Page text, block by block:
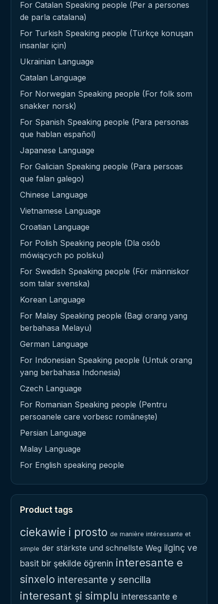
For Catalan Speaking people (Per a persones
de parla catalana)
For Turkish Speaking people (Türkçe konuşan
insanlar için)
Ukrainian Language
Catalan Language
For Norwegian Speaking people (For folk som
snakker norsk)
For Spanish Speaking people (Para personas
que hablan español)
Japanese Language
For Galician Speaking people (Para persoas
que falan galego)
Chinese Language
Vietnamese Language
Croatian Language
For Polish Speaking people (Dla osób
mówiących po polsku)
For Swedish Speaking people (För människor
som talar svenska)
Korean Language
For Malay Speaking people (Bagi orang yang
berbahasa Melayu)
German Language
For Indonesian Speaking people (Untuk orang
yang berbahasa Indonesia)
Czech Language
For Romanian Speaking people (Pentru
persoanele care vorbesc românește)
Persian Language
Malay Language
For English speaking people
Product tags
ciekawie i prosto de manière intéressante et
simple der stärkste und schnellste Weg ilginç ve
basit bir şekilde öğrenin interesante e
sinxelo interesante y sencilla
interesant și simplu interessante e